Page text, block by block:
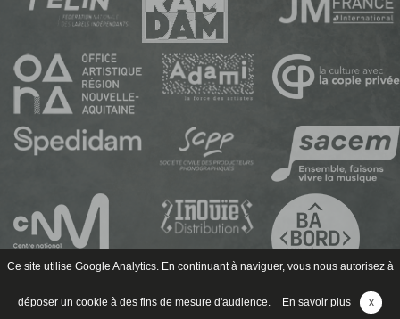
Ce site utilise Google Analytics. En continuant à naviguer, vous nous autorisez à
déposer un cookie à des fins de mesure d'audience. En savoir plus x